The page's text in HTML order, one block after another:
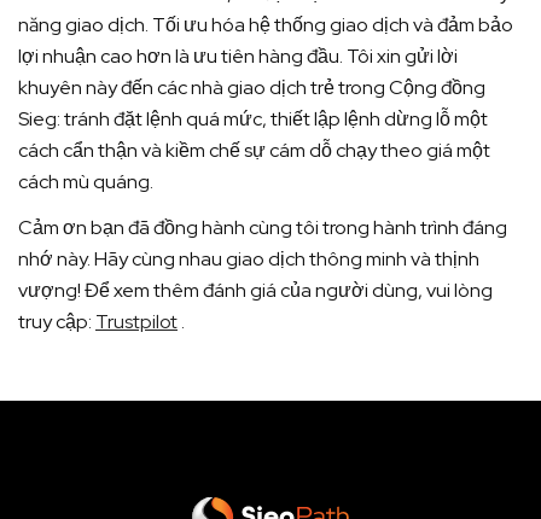
năng giao dịch. Tối ưu hóa hệ thống giao dịch và đảm bảo
lợi nhuận cao hơn là ưu tiên hàng đầu. Tôi xin gửi lời
khuyên này đến các nhà giao dịch trẻ trong Cộng đồng
Sieg: tránh đặt lệnh quá mức, thiết lập lệnh dừng lỗ một
cách cẩn thận và kiềm chế sự cám dỗ chạy theo giá một
cách mù quáng.
Cảm ơn bạn đã đồng hành cùng tôi trong hành trình đáng
nhớ này. Hãy cùng nhau giao dịch thông minh và thịnh
vượng! Để xem thêm đánh giá của người dùng, vui lòng
truy cập: Trustpilot.